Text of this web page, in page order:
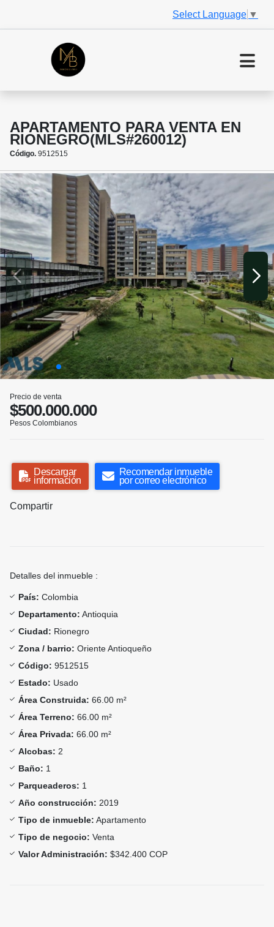
Select Language ▼
APARTAMENTO PARA VENTA EN
RIONEGRO(MLS#260012)
Código. 9512515
Precio de venta
$500.000.000
Pesos Colombianos
Descargar
información
Recomendar inmueble
por correo electrónico
Compartir
Detalles del inmueble :
País: Colombia
Departamento: Antioquia
Ciudad: Rionegro
Zona / barrio: Oriente Antioqueño
Código: 9512515
Estado: Usado
Área Construida: 66.00 m²
Área Terreno: 66.00 m²
Área Privada: 66.00 m²
Alcobas: 2
Baño: 1
Parqueaderos: 1
Año construcción: 2019
Tipo de inmueble: Apartamento
Tipo de negocio: Venta
Valor Administración: $342.400 COP